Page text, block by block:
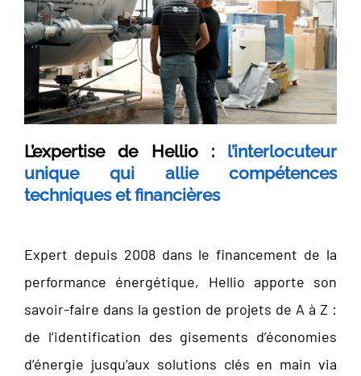
L’expertise de Hellio : l’interlocuteur
unique qui allie compétences
techniques et financières
Expert depuis 2008 dans le financement de la
performance énergétique, Hellio apporte son
savoir-faire dans la gestion de projets de A à Z :
de l’identification des gisements d’économies
d’énergie jusqu’aux solutions clés en main via